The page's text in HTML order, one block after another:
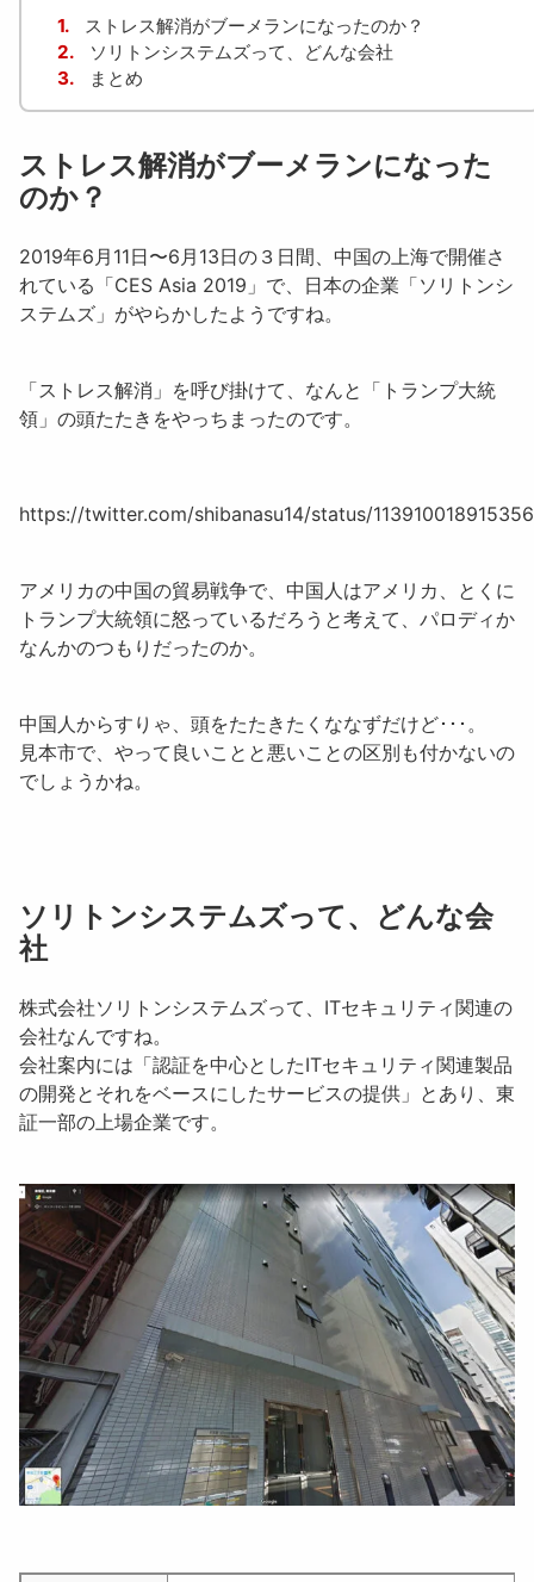
1.
ストレス解消がブーメランになったのか？
2.
ソリトンシステムズって、どんな会社
3.
まとめ
ストレス解消がブーメランになった
のか？
2019年6月11日〜6月13日の３日間、中国の上海で開催さ
れている「CES Asia 2019」で、日本の企業 「ソリトンシ
ステムズ 」がやらかしたようですね。
「ストレス解消」を呼び掛けて、なんと 「トランプ大統
領 」の頭たたきをやっちまったのです。
https://twitter.com/shibanasu14/status/
アメリカの中国の貿易戦争で、中国人はアメリカ、とくに
トランプ大統領に怒っているだろうと考えて、パロディか
なんかのつもりだったのか。
中国人からすりゃ、頭をたたきたくななずだけど･･･。
見本市で、やって良いことと悪いことの区別も付かないの
でしょうかね。
ソリトンシステムズって、どんな会
社
株式会社ソリトンシステムズって、 ITセキュリティ関連の
会社なんですね。
会社案内には「認証を中心としたITセキュリティ関連製品
の開発とそれをベースにしたサービスの提供」とあり、東
証一部の上場企業です。